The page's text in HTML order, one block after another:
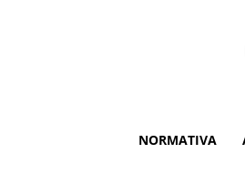
NORMATIVA